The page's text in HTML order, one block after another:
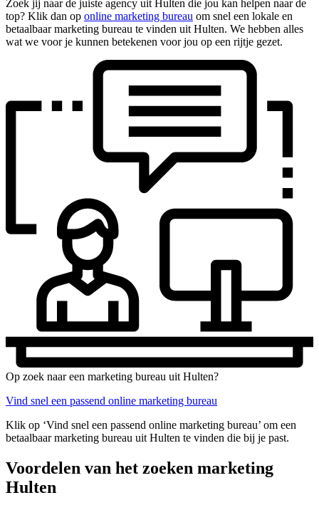
Zoek jij naar de juiste agency uit Hulten die jou kan helpen naar de
top? Klik dan op online marketing bureau om snel een lokale en
betaalbaar marketing bureau te vinden uit Hulten. We hebben alles
wat we voor je kunnen betekenen voor jou op een rijtje gezet.
Op zoek naar een marketing bureau uit Hulten?
Vind snel een passend online marketing bureau
Klik op ‘Vind snel een passend online marketing bureau’ om een
betaalbaar marketing bureau uit Hulten te vinden die bij je past.
Voordelen van het zoeken marketing
Hulten